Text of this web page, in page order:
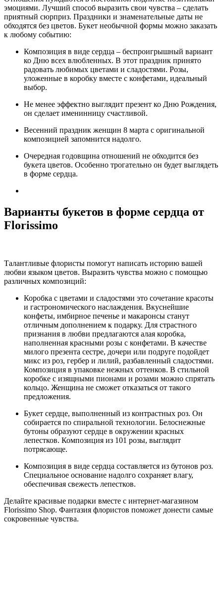
эмоциями. Лучший способ выразить свои чувства – сделать
приятный сюрприз. Праздники и знаменательные даты не
обходятся без цветов. Букет необычной формы можно заказать
к любому событию:
Композиция в виде сердца – беспроигрышный вариант
ко Дню всех влюбленных. В этот праздник принято
радовать любимых цветами и сладостями. Розы,
уложенные в коробку вместе с конфетами, идеальный
выбор.
Не менее эффектно выглядит презент ко Дню Рождения,
он сделает именинницу счастливой.
Весенний праздник женщин 8 марта с оригинальной
композицией запомнится надолго.
Очередная годовщина отношений не обходится без
букета цветов. Особенно трогательно он будет выглядеть
в форме сердца.
Варианты букетов в форме сердца от
Florissimo
Талантливые флористы помогут написать историю вашей
любви языком цветов. Выразить чувства можно с помощью
различных композиций:
Коробка с цветами и сладостями это сочетание красоты
и гастрономического наслаждения. Вкуснейшие
конфеты, имбирное печенье и макаронсы станут
отличным дополнением к подарку. Для страстного
признания в любви предлагаются алая коробка,
наполненная красными розы с конфетами. В качестве
милого презента сестре, дочери или подруге подойдет
микс из роз, гербер и лилий, разбавленный сладостями.
Композиция в упаковке нежных оттенков. В стильной
коробке с изящными пионами и розами можно спрятать
кольцо. Женщина не сможет отказаться от такого
предложения.
Букет сердце, выполненный из контрастных роз. Он
собирается по спиральной технологии. Белоснежные
бутоны образуют сердце в окружении красных
лепестков. Композиция из 101 розы, выглядит
потрясающе.
Композиция в виде сердца составляется из бутонов роз.
Специальное основание надолго сохраняет влагу,
обеспечивая свежесть лепестков.
Делайте красивые подарки вместе с интернет-магазином
Florissimo Shop. Фантазия флористов поможет донести самые
сокровенные чувства.